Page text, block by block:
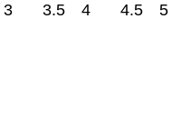
3 3.5 4 4.5 5